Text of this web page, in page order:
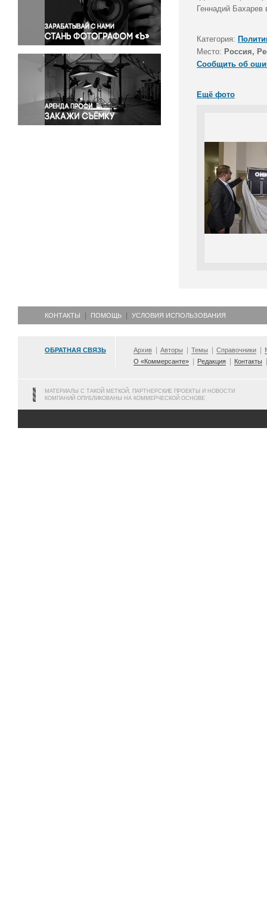
Правосудие
Происшествия и конфликты
Религия
Светская жизнь
Спорт
Экология
Экономика и бизнес
Геннадий Бахарев
Категория:
Место: Россия,
Сообщить об
Ещё фото
КОНТАКТЫ ПОМОЩЬ УСЛОВИЯ ИСПОЛЬЗОВАНИЯ
ОБРАТНАЯ СВЯЗЬ Архив Авторы Темы Справочники
О «Коммерсанте»
Редакция Контакты
МАТЕРИАЛЫ С ТАКОЙ МЕТКОЙ, ПАРТНЕРСКИЕ ПРОЕКТЫ И НОВОСТИ
КОМПАНИЙ ОПУБЛИКОВАНЫ НА КОММЕРЧЕСКОЙ ОСНОВЕ